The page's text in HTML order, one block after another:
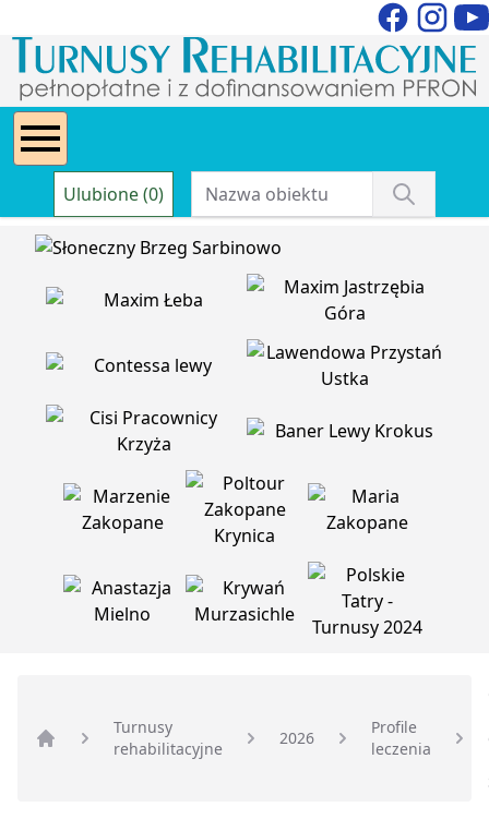
Ulubione (0)
Strona główna
Turnusy
rehabilitacyjne
2026
Profile
leczenia